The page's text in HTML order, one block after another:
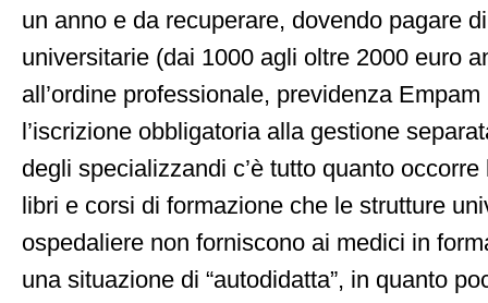
un anno e da recuperare, dovendo pagare
universitarie (dai 1000 agli oltre 2000 euro
all’ordine professionale, previdenza
l’iscrizione obbligatoria alla gestione
degli specializzandi c’è tutto quanto
libri e corsi di formazione che le strutture
ospedaliere non forniscono ai medici in
una situazione di “autodidatta”, in quanto